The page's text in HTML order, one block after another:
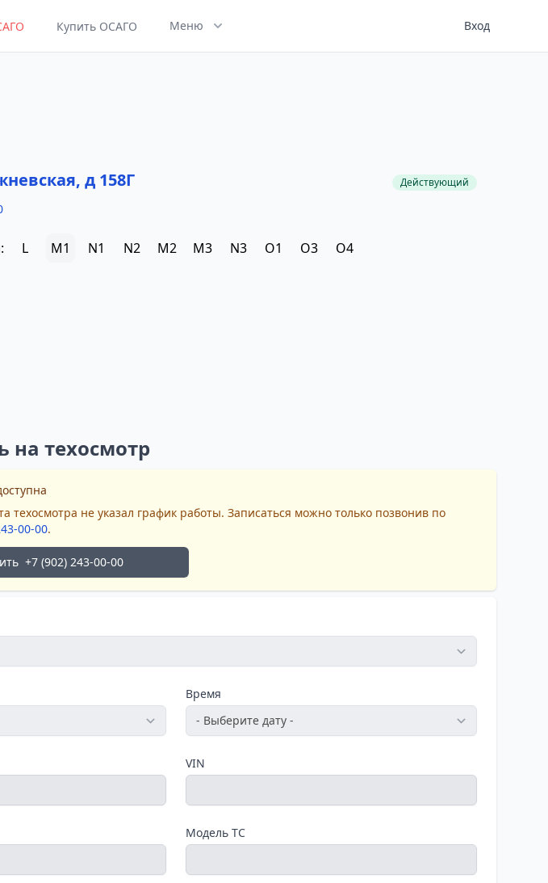
Купить ОСАГО Меню Вход
д 158Г Действующий
L M1 N1 N2 M2 M3 N3 O1 O3 O4
на техосмотр
техосмотра не указал график работы. Записаться можно только позвонив по
00-00.
+7 (902) 243-00-00
Время
VIN
Модель ТС